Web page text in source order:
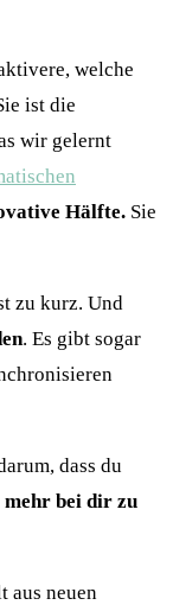
welche
ist die
wir gelernt
Hälfte. Sie
zu kurz. Und
. Es gibt sogar
dass du
mehr bei dir zu
aus neuen